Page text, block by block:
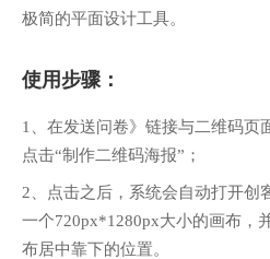
极简的平面设计工具。
使用步骤：
1、在发送问卷》链接与二维码页
点击“制作二维码海报”；
2、点击之后，系统会自动打开创
一个720px*1280px大小的画布，
布居中靠下的位置。